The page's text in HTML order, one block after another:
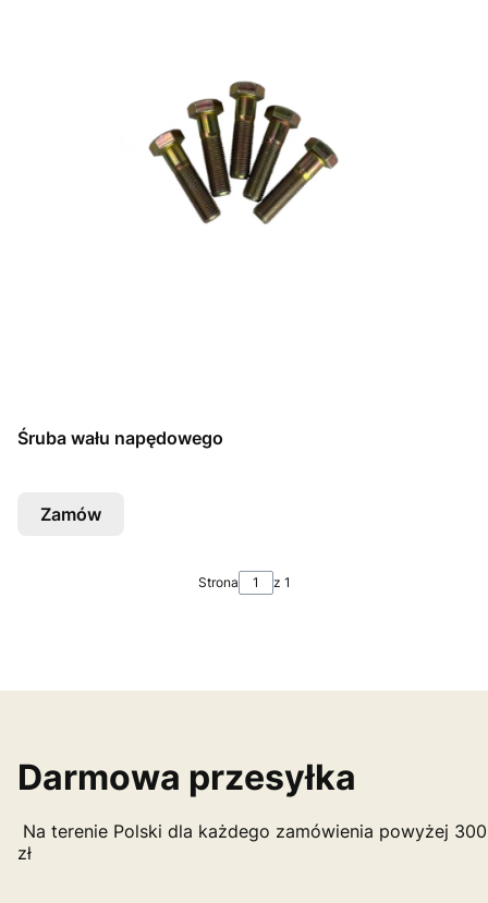
Śruba wału napędowego
Zamów
Strona z 1
Darmowa przesyłka
Na terenie Polski dla każdego zamówienia powyżej 300
zł